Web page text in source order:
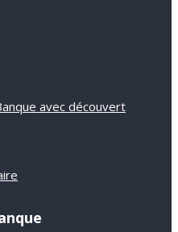
avec découvert